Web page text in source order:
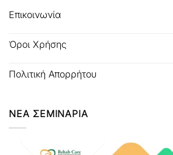
Επικοινωνία
Όροι Χρήσης
Πολιτική Απορρήτου
ΝΕΑ ΣΕΜΙΝΑΡΙΑ